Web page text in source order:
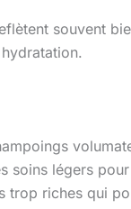
souvent
soins légers
trop riches qui